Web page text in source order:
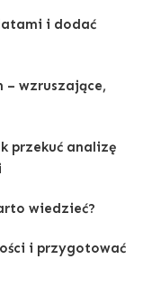
i dodać
wzruszające,
przekuć analizę
wiedzieć?
i przygotować